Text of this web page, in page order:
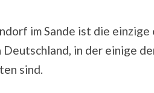
im Sande ist die einzige
in der einige
sind.